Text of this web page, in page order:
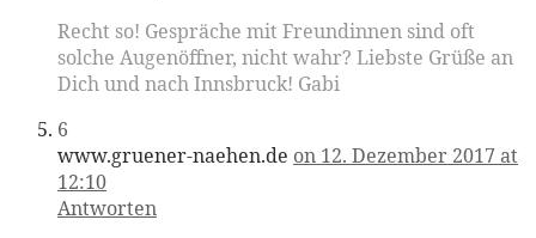
Recht so! Gespräche mit Freundinnen sind oft
solche Augenöffner, nicht wahr? Liebste Grüße an
Dich und nach Innsbruck! Gabi
6
www.gruener-naehen.de on 12. Dezember 2017 at
12:10
Antworten